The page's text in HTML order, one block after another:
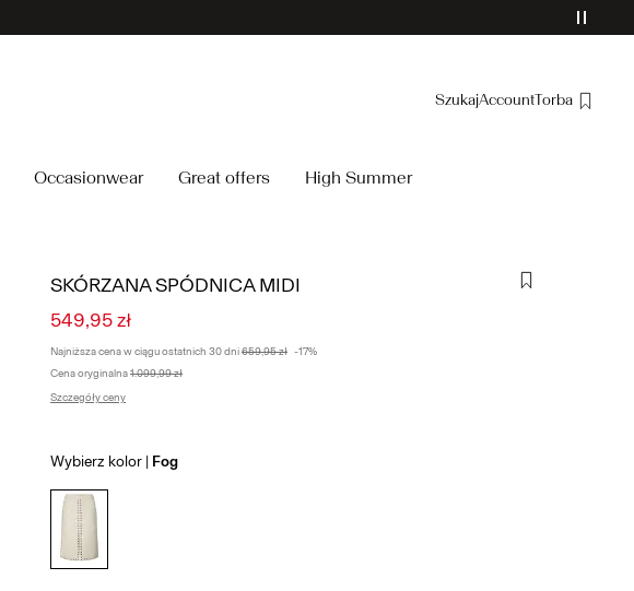
SzukajAccount
Spis treści
Torba
Occasionwear Great offers High Summer
SKÓRZANA SPÓDNICA MIDI
549,95 zł
Najniższa cena w ciągu ostatnich 30 dni659,95 zł -17%
Cena oryginalna1.099,99 zł
Szczegóły ceny
Wybierz kolor Fog